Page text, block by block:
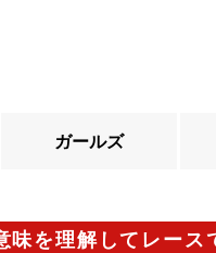
ガールズ
してレースで自己